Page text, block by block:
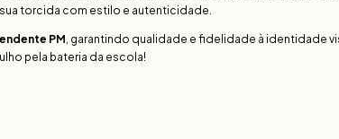
torcida com estilo e autenticidade.
PM, garantindo qualidade e fidelidade à identidade
pela bateria da escola!